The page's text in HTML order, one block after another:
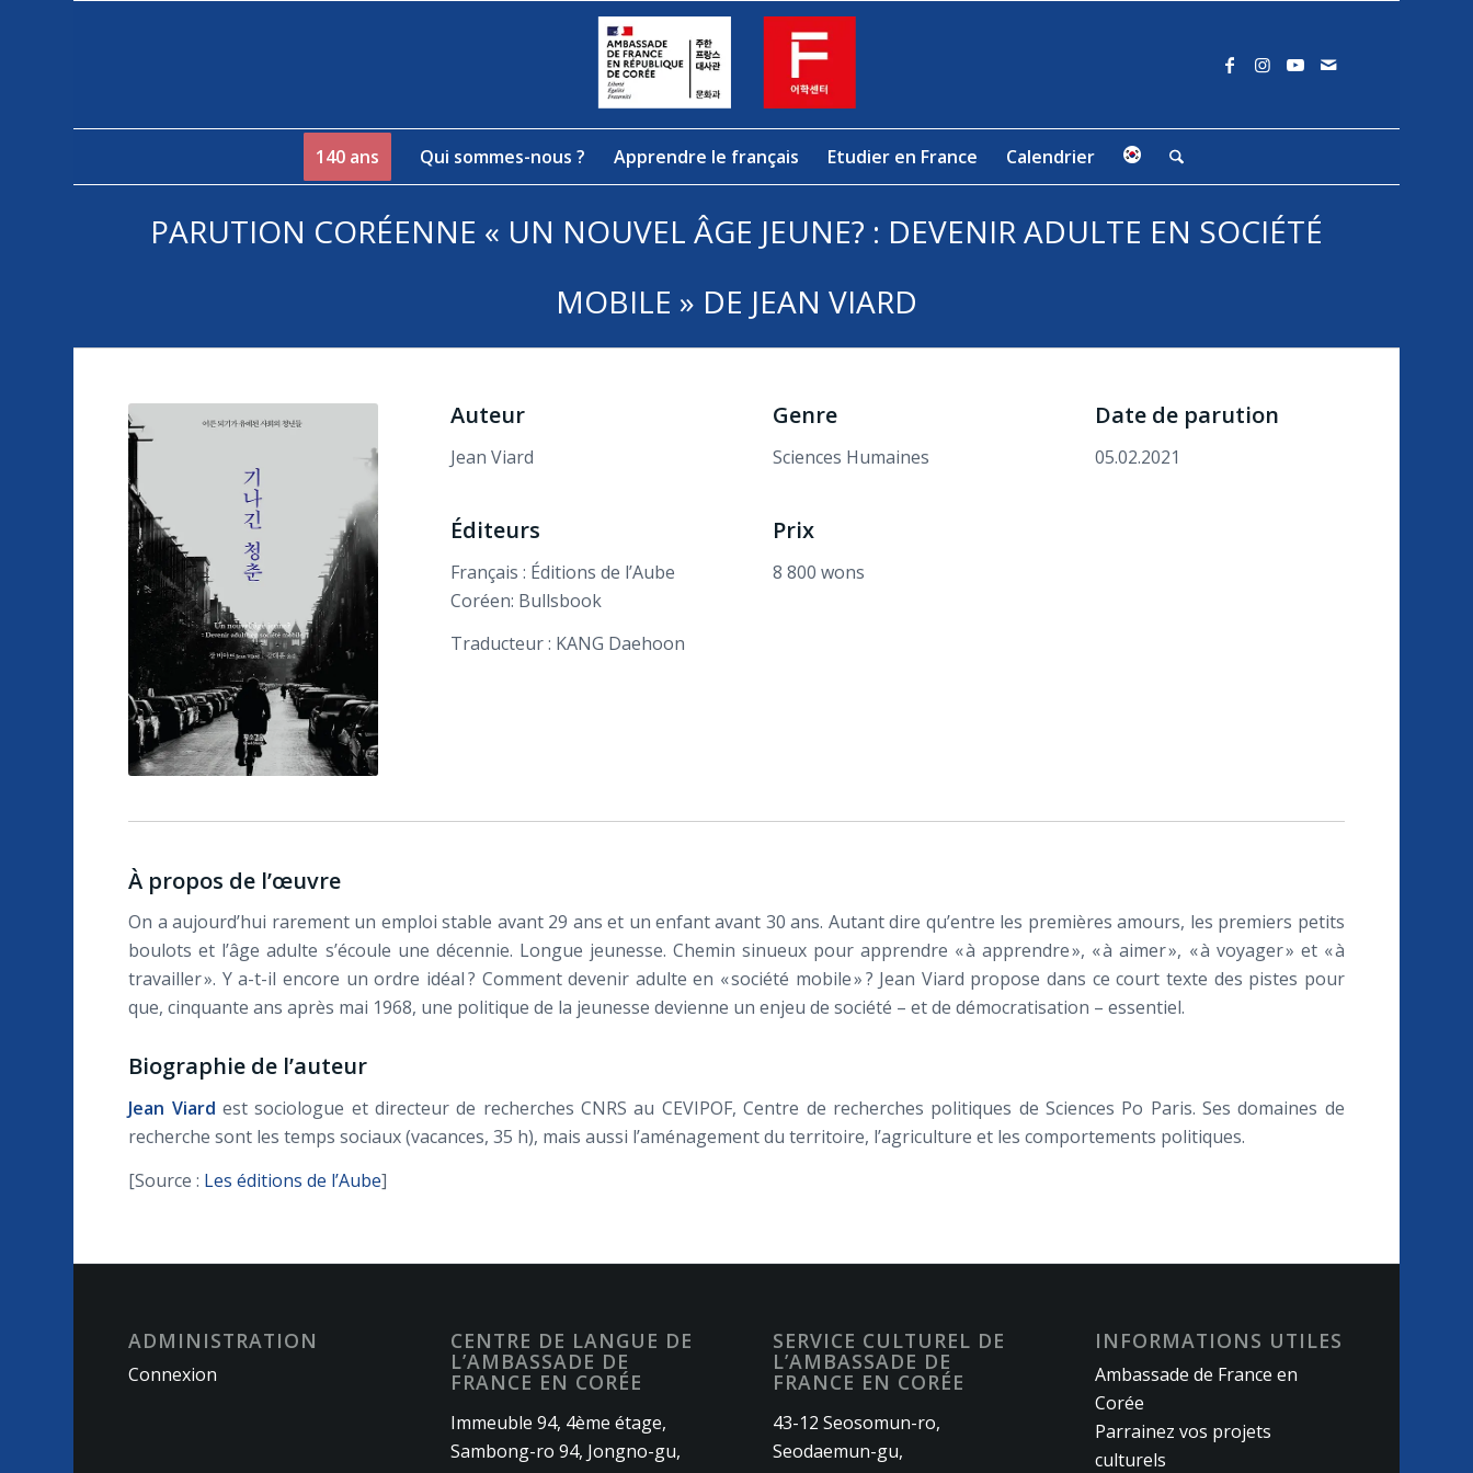
140 ans Qui sommes-nous ? Apprendre le français Etudier en France Calendrier
PARUTION CORÉENNE « UN NOUVEL ÂGE JEUNE? : DEVENIR ADULTE EN SOCIÉTÉ
MOBILE » DE JEAN VIARD
Auteur
Jean Viard
Éditeurs
Français : Éditions de l’Aube
Coréen: Bullsbook
Traducteur : KANG Daehoon
Genre
Sciences Humaines
Prix
8 800 wons
Date de parution
05.02.2021
À propos de l’œuvre
On a aujourd’hui rarement un emploi stable avant 29 ans et un enfant avant 30 ans. Autant dire qu’entre les premières amours, les premiers petits
boulots et l’âge adulte s’écoule une décennie. Longue jeunesse. Chemin sinueux pour apprendre « à apprendre », « à aimer », « à voyager » et « à
travailler ». Y a-t-il encore un ordre idéal ? Comment devenir adulte en « société mobile » ? Jean Viard propose dans ce court texte des pistes pour
que, cinquante ans après mai 1968, une politique de la jeunesse devienne un enjeu de société – et de démocratisation – essentiel.
Biographie de l’auteur
Jean Viard est sociologue et directeur de recherches CNRS au CEVIPOF, Centre de recherches politiques de Sciences Po Paris. Ses domaines de
recherche sont les temps sociaux (vacances, 35 h), mais aussi l’aménagement du territoire, l’agriculture et les comportements politiques.
[Source : Les éditions de l’Aube]
ADMINISTRATION
Connexion
CENTRE DE LANGUE DE
L’AMBASSADE DE
FRANCE EN CORÉE
Immeuble 94, 4ème étage,
Sambong-ro 94, Jongno-gu,
SERVICE CULTUREL DE
L’AMBASSADE DE
FRANCE EN CORÉE
43-12 Seosomun-ro,
Seodaemun-gu,
INFORMATIONS UTILES
Ambassade de France en
Corée
Parrainez vos projets
culturels